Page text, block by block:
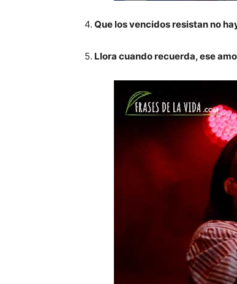
4. Que los vencidos resistan no
5. Llora cuando recuerda, ese